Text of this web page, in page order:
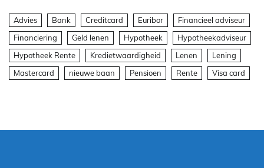
Advies Bank Creditcard Euribor
Financieel adviseur
Financiering
Geld lenen Hypotheek
Hypotheekadviseur
Hypotheek Rente
Kredietwaardigheid Lenen
Lening
Mastercard
nieuwe baan Pensioen Rente Visa card